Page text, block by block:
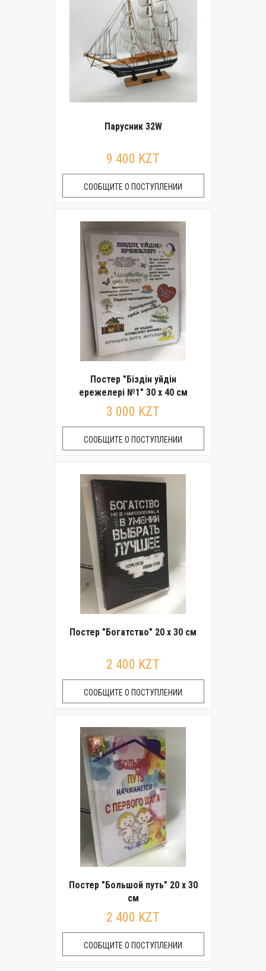
Парусник 32W
9 400 KZT
СООБЩИТЕ О ПОСТУПЛЕНИИ
Постер "Бiздiн уйдiн
ережелерi №1" 30 x 40 см
3 000 KZT
СООБЩИТЕ О ПОСТУПЛЕНИИ
Постер "Богатство" 20 x 30 см
2 400 KZT
СООБЩИТЕ О ПОСТУПЛЕНИИ
Постер "Большой путь" 20 x 30
см
2 400 KZT
СООБЩИТЕ О ПОСТУПЛЕНИИ